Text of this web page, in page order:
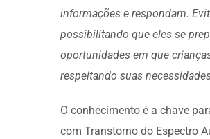
informações e respondam.
possibilitando que eles se
oportunidades em que
respeitando suas
O conhecimento é a chave
com Transtorno do Espectro